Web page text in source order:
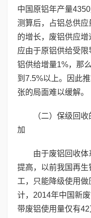
中国原铝年产量
测算后，占铝总供
的增长，废铝供应
应由于原铝供给受
铝供给增量1%，那
到7.5%以上。因此
张的局面难以缓解。
（二）保级回
加
由于废铝回收
提高，以前我国再
工，只能降级使用
计，2014年中国新
带废铝使用量仅有